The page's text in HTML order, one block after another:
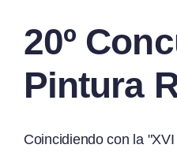
20º
Pintura
Coincidiendo con la